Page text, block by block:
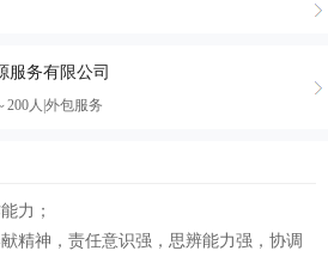
服务有限公司
200人|外包服务
力；
精神，责任意识强，思辨能力强，协调